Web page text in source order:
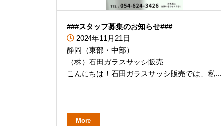
###スタッフ募集のお知らせ###
2024年11月21日
静岡（東部・中部）
（株）石田ガラスサッシ販売
こんにちは！石田ガラスサッシ販売では、私...
More